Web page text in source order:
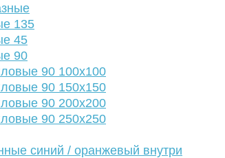
135
45
90
90 100х100
90 150х150
90 200х200
90 250х250
синий / оранжевый внутри